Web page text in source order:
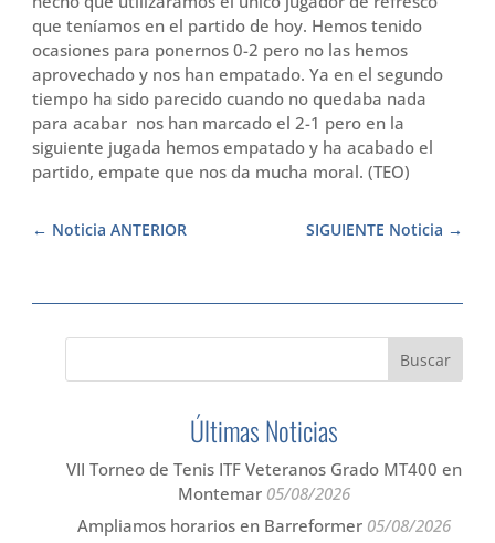
que teníamos en el partido de hoy. Hemos tenido
ocasiones para ponernos 0-2 pero no las hemos
aprovechado y nos han empatado. Ya en el segundo
tiempo ha sido parecido cuando no quedaba nada
para acabar nos han marcado el 2-1 pero en la
siguiente jugada hemos empatado y ha acabado el
partido, empate que nos da mucha moral. (TEO)
SIGUIENTE Noticia
Noticia ANTERIOR
Últimas Noticias
VII Torneo de Tenis ITF Veteranos Grado MT400 en
Montemar 05/08/2026
Ampliamos horarios en Barreformer 05/08/2026